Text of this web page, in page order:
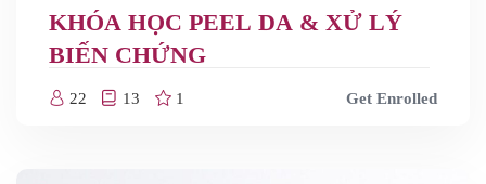
KHÓA HỌC PEEL DA & XỬ LÝ
BIẾN CHỨNG
22 13 1 Get Enrolled